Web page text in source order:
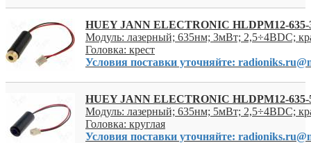
HUEY JANN ELECTRONIC HLDPM12-635-
Модуль: лазерный; 635нм; 3мВт; 2,5÷4ВDC;
Головка: крест
Условия поставки уточняйте:
HUEY JANN ELECTRONIC HLDPM12-635-
Модуль: лазерный; 635нм; 5мВт; 2,5÷4ВDC;
Головка: круглая
Условия поставки уточняйте: